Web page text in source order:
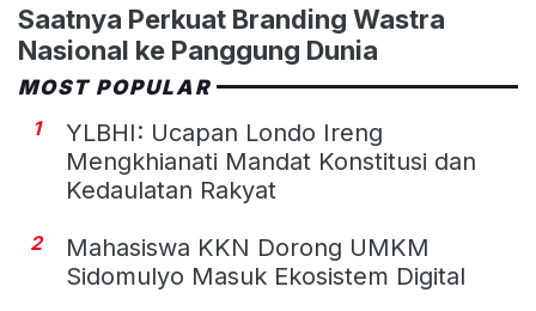
Saatnya Perkuat Branding Wastra
Nasional ke Panggung Dunia
MOST POPULAR
1
YLBHI: Ucapan Londo Ireng
Mengkhianati Mandat Konstitusi dan
Kedaulatan Rakyat
2
Mahasiswa KKN Dorong UMKM
Sidomulyo Masuk Ekosistem Digital